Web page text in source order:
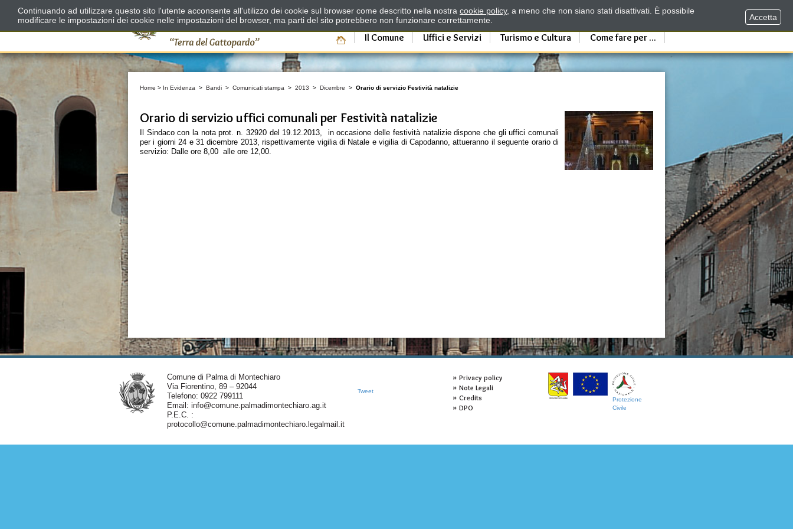
Il Comune Uffici e Servizi Turismo e Cultura Come fare per ...
Home > In Evidenza > Bandi > Comunicati stampa > 2013 > Dicembre > Orario di servizio Festività natalizie
Orario di servizio uffici comunali per Festività natalizie
Il Sindaco con la nota prot. n. 32920 del 19.12.2013, in occasione delle festività natalizie dispone che gli uffici comunali
per i giorni 24 e 31 dicembre 2013, rispettivamente vigilia di Natale e vigilia di Capodanno, attueranno il seguente orario di
servizio: Dalle ore 8,00 alle ore 12,00.
Comune di Palma di Montechiaro
Via Fiorentino, 89 – 92044
Telefono: 0922 799111
Email: info@comune.palmadimontechiaro.ag.it
P.E.C. :
protocollo@comune.palmadimontechiaro.legalmail.it
Tweet
Privacy policy
Note Legali
Credits
DPO
Protezione
Civile
Continuando ad utilizzare questo sito l'utente acconsente all'utilizzo dei cookie sul browser come descritto nella nostra cookie policy, a meno che non siano stati disattivati. È possibile
modificare le impostazioni dei cookie nelle impostazioni del browser, ma parti del sito potrebbero non funzionare correttamente.
Accetta